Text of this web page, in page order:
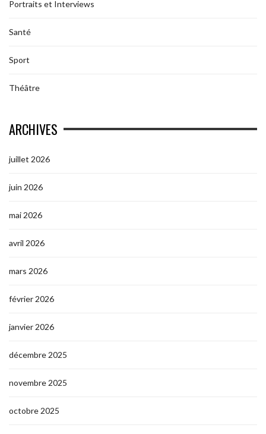
Portraits et Interviews
Santé
Sport
Théâtre
ARCHIVES
juillet 2026
juin 2026
mai 2026
avril 2026
mars 2026
février 2026
janvier 2026
décembre 2025
novembre 2025
octobre 2025